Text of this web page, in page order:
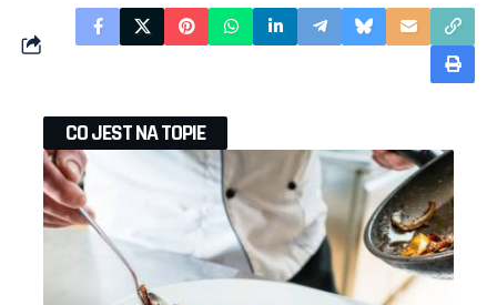
CO JEST NA TOPIE